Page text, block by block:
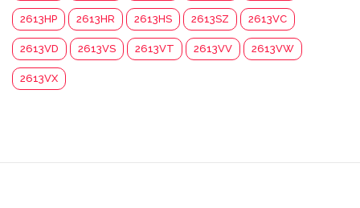
2613HP 2613HR 2613HS 2613SZ 2613VC
2613VD 2613VS 2613VT 2613VV 2613VW
2613VX